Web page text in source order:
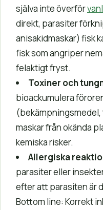
själva inte överför
direkt, parasiter
anisakidmaskar) fisk
fisk som angriper
felaktigt fryst.
Toxiner och
bioackumulera
maskar från okända
kemiska risker.
Allergiska
parasiter eller
efter att parasiten är
Bottom line: Korrekt